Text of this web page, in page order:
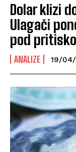
Dolar klizi
Ulagači
pod
ANALIZE 19/